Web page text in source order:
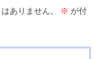
ありません。 ※ が付